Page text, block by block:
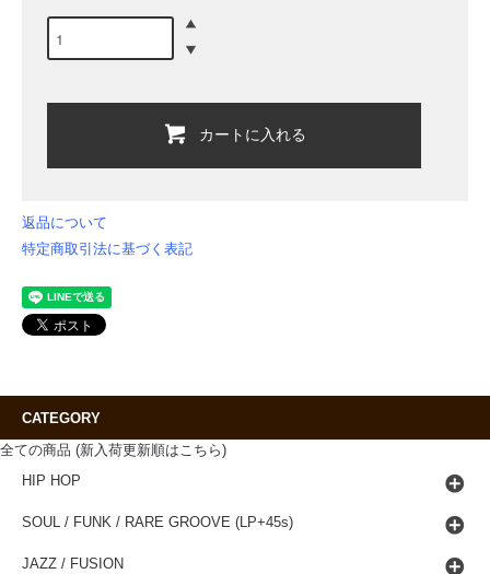
カートに入れる
返品について
特定商取引法に基づく表記
CATEGORY
全ての商品 (新入荷更新順はこちら)
HIP HOP
SOUL / FUNK / RARE GROOVE (LP+45s)
JAZZ / FUSION